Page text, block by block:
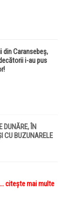
din Caransebeș,
i-au pus
DUNĂRE, ÎN
CU BUZUNARELE
... citește mai multe